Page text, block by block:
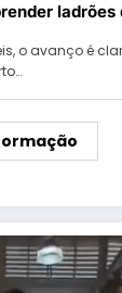
ladrões
o avanço é